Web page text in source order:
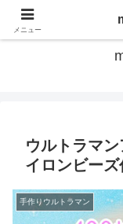
ウルトラマ
イロンビー
手作りウルトラマン
メニュー